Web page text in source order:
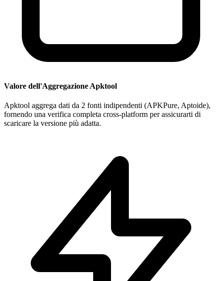
Valore dell'Aggregazione Apktool
Apktool aggrega dati da 2 fonti indipendenti (APKPure, Aptoide),
fornendo una verifica completa cross-platform per assicurarti di
scaricare la versione più adatta.